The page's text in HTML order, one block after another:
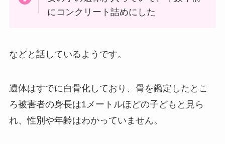
にコンクリート詰めにした
などと話しているようです。
遺体はすでに白骨化しており、骨を鑑定したとこ
ろ被害者の身長は1メートルほどの子どもと見ら
れ、性別や年齢はわかっていません。